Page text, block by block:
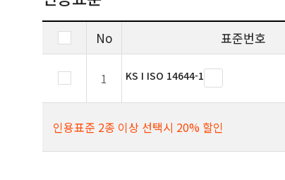
No 표준번호
1 KS I ISO 14644-1
인용표준 2종 이상 선택시 20% 할인